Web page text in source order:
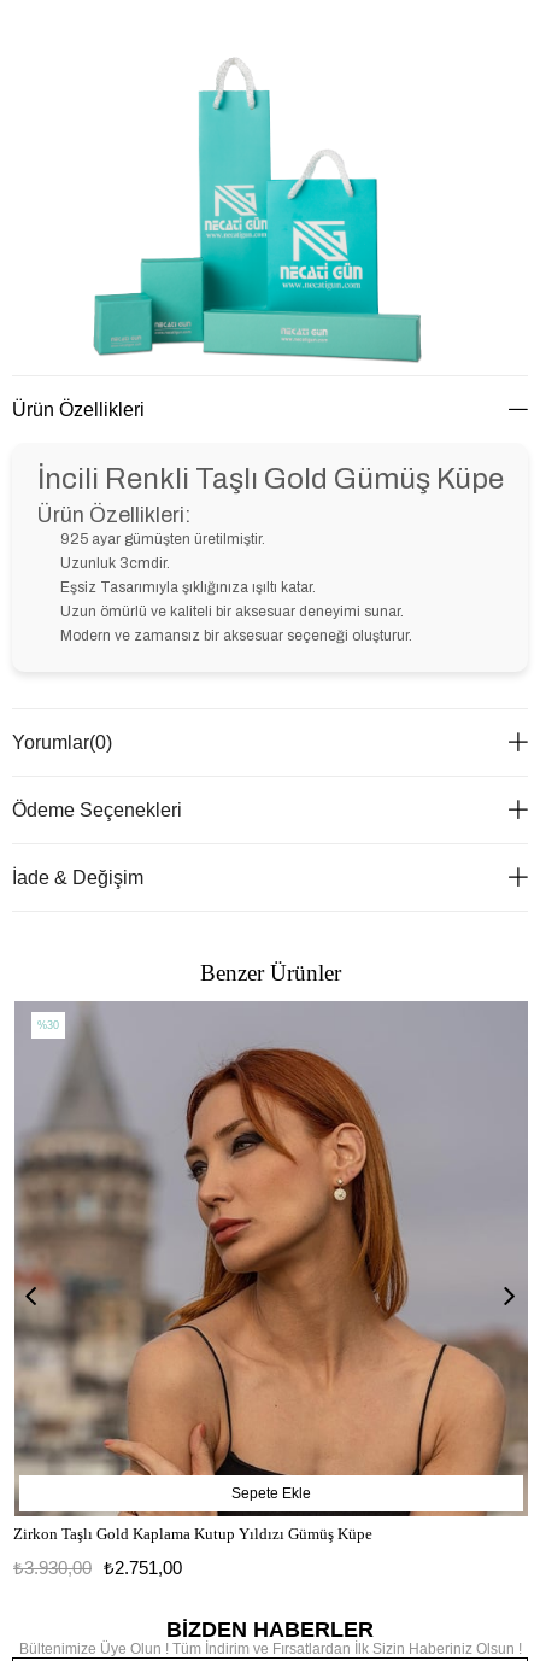
Ürün Özellikleri
İncili Renkli Taşlı Gold Gümüş Küpe
Ürün Özellikleri:
925 ayar gümüşten üretilmiştir.
Uzunluk 3cmdir.
Eşsiz Tasarımıyla şıklığınıza ışıltı katar.
Uzun ömürlü ve kaliteli bir aksesuar deneyimi sunar.
Modern ve zamansız bir aksesuar seçeneği oluşturur.
Yorumlar(0)
Ödeme Seçenekleri
İade & Değişim
Benzer Ürünler
Zirkon Taşlı Gold Kaplama Kutup Yıldızı Gümüş Küpe
₺2.751,00
₺3.930,00
Sepete Ekle
%30
BİZDEN HABERLER
Bültenimize Üye Olun ! Tüm İndirim ve Fırsatlardan İlk Sizin Haberiniz Olsun !